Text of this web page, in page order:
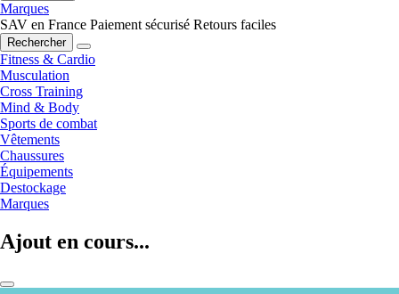
Marques
SAV en France Paiement sécurisé Retours faciles
Rechercher
Fitness & Cardio
Musculation
Cross Training
Mind & Body
Sports de combat
Vêtements
Chaussures
Équipements
Destockage
Marques
Ajout en cours...